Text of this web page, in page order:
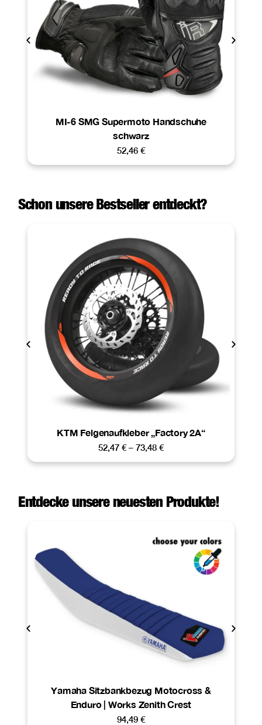
MI-6 SMG Supermoto Handschuhe
schwarz
52,46 €
Schon unsere Bestseller entdeckt?
KTM Felgenaufkleber „Factory 2A“
52,47 € – 73,48 €
Entdecke unsere neuesten Produkte!
Yamaha Sitzbankbezug Motocross &
Enduro | Works Zenith Crest
94,49 €